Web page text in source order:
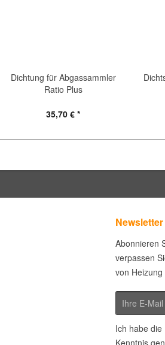
Dichtung für Abgassammler
Ratio Plus
35,70 € *
Newsletter
Abonnieren
verpassen
von Heizung
Ich habe die
Kenntnis